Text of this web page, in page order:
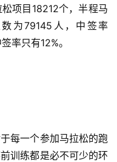
项目18212个，半程马
为79145人，中签率
率只有12%。
每一个参加马拉松的跑
训练都是必不可少的环